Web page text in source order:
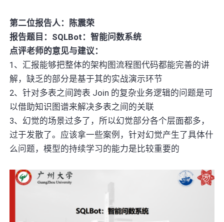
第二位报告人：陈震荣
报告题目：SQLBot：智能问数系统
点评老师的意见与建议：
1、汇报能够把整体的架构图流程图代码都能完善的讲
解，缺乏的部分是基于其的实战演示环节
2、针对多表之间跨表 Join 的复杂业务逻辑的问题是可
以借助知识图谱来解决多表之间的关联
3、幻觉的场景过多了，所以幻觉部分各个层面都多，
过于发散了。应该拿一些案例，针对幻觉产生了具体什
么问题，模型的持续学习的能力是比较重要的